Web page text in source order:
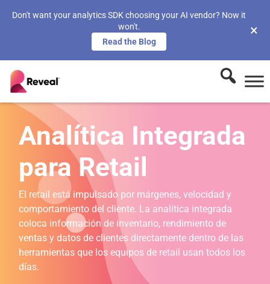
Don't want your analytics SDK choosing your AI vendor? Now it
won't.
Read the Blog
×
Analítica Integrada
para Retail
El retail está impulsado por márgenes, velocidad y
comportamiento del cliente. La analítica integrada
coloca información de inventario, rendimiento de
ventas y datos de clientes directamente dentro de las
herramientas que los equipos de retail usan todos los
días.